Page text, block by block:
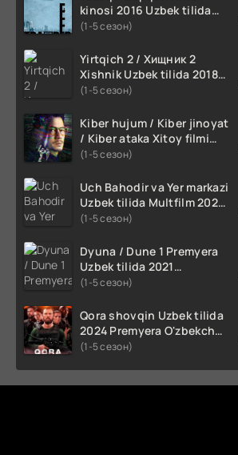
kinosi 2016 Uzbek tilida
tarjima film HD
(1-5 сезон)
Yirtqich 2 / Хищник 2
Xishnik Uzbek tilida 2018-
2024 O'zbekcha tarjima
(1-5 сезон)
Kiber hujum / Kiber jinoyat
/ Kiber ataka Xitoy filmi
Uzbek tilida O'zbekcha
HD skachat
(1-5 сезон)
Uch Bahodir va Yer markazi
Uzbek tilida Multfilm 2025
tarjima HD skachat
(1-5 сезон)
Dyuna / Dune 1 Premyera
Uzbek tilida 2021
O'zbekcha tarjima kino HD
(1-5 сезон)
Qora shovqin Uzbek tilida
2024 Premyera O'zbekcha
tarjima kino HD skachat
(1-5 сезон)